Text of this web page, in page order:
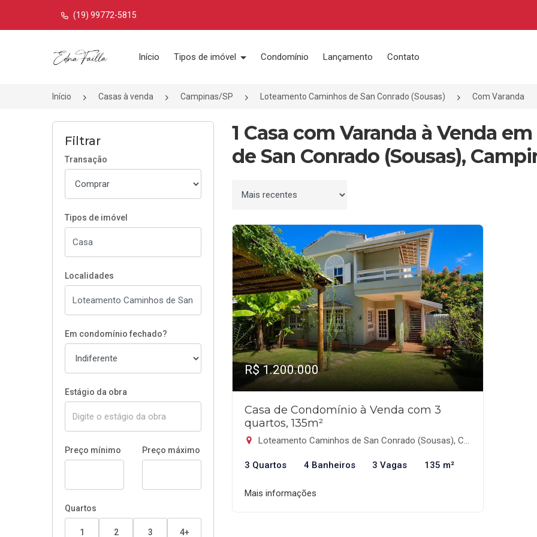
(19) 99772-5815
Página inicial
Início Tipos de imóvel Condomínio Lançamento Contato
Início Casas à venda Campinas/SP Loteamento Caminhos de San Conrado (Sousas) Com Varanda
Filtrar
Transação
Tipos de imóvel
Localidades
Em condomínio fechado?
Estágio da obra
Preço mínimo Preço máximo
Quartos
1 2 3 4+
1 Casa com Varanda à Venda
de San Conrado (Sousas),
Ordenar por
R$ 1.200.000
Casa de Condomínio à Venda com 3
quartos, 135m²
Loteamento Caminhos de San Conrado (Sousas), Campinas-SP
3 Quartos 4 Banheiros 3 Vagas 135 m²
Mais informações